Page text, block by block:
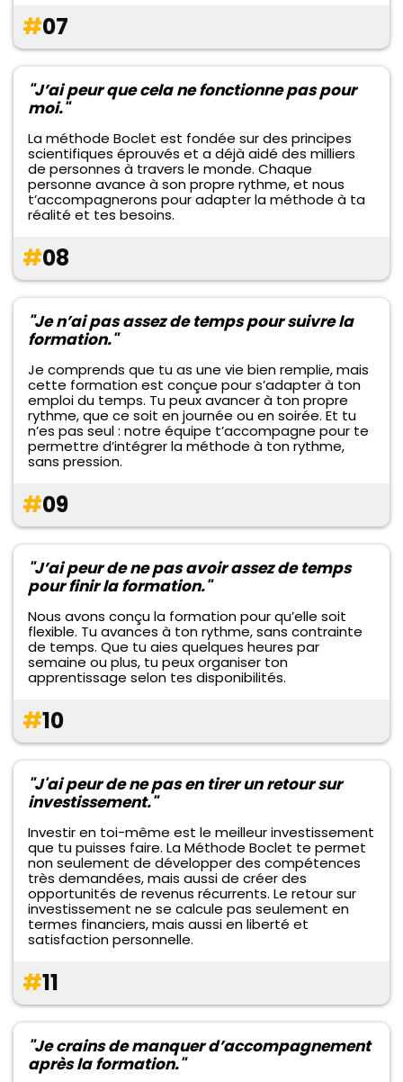
#07
"J’ai peur que cela ne fonctionne pas pour
moi."
La méthode Boclet est fondée sur des principes
scientifiques éprouvés et a déjà aidé des milliers
de personnes à travers le monde. Chaque
personne avance à son propre rythme, et nous
t’accompagnerons pour adapter la méthode à ta
réalité et tes besoins.
#08
"Je n’ai pas assez de temps pour suivre la
formation."
Je comprends que tu as une vie bien remplie, mais
cette formation est conçue pour s’adapter à ton
emploi du temps. Tu peux avancer à ton propre
rythme, que ce soit en journée ou en soirée. Et tu
n’es pas seul : notre équipe t’accompagne pour te
permettre d’intégrer la méthode à ton rythme,
sans pression.
#09
"J’ai peur de ne pas avoir assez de temps
pour finir la formation."
Nous avons conçu la formation pour qu’elle soit
flexible. Tu avances à ton rythme, sans contrainte
de temps. Que tu aies quelques heures par
semaine ou plus, tu peux organiser ton
apprentissage selon tes disponibilités.
#10
"J'ai peur de ne pas en tirer un retour sur
investissement."
Investir en toi-même est le meilleur investissement
que tu puisses faire. La Méthode Boclet te permet
non seulement de développer des compétences
très demandées, mais aussi de créer des
opportunités de revenus récurrents. Le retour sur
investissement ne se calcule pas seulement en
termes financiers, mais aussi en liberté et
satisfaction personnelle.
#11
"Je crains de manquer d’accompagnement
après la formation."